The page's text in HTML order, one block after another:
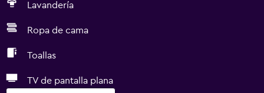
Lavandería
Ropa de cama
Toallas
TV de pantalla plana